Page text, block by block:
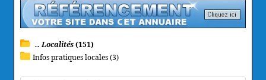
.. Localités(151)
Infos pratiques locales (3)